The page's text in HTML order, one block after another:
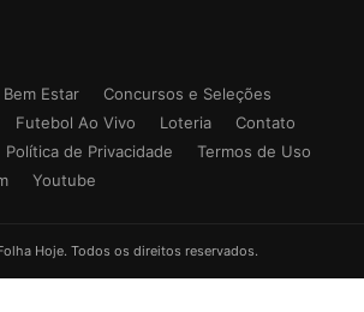
Bem Estar
Concursos e Seleções
Futebol Ao Vivo Loteria
Contato
Política de Privacidade
Termos de Uso
Youtube
Hoje. Todos os direitos reservados.